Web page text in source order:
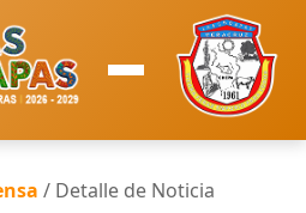
/ Detalle de Noticia